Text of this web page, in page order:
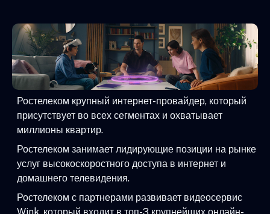
Ростелеком крупный интернет-провайдер, который
присутствует во всех сегментах и охватывает
миллионы квартир.
Ростелеком занимает лидирующие позиции на рынке
услуг высокоскоростного доступа в интернет и
домашнего телевидения.
Ростелеком с партнерами развивает видеосервис